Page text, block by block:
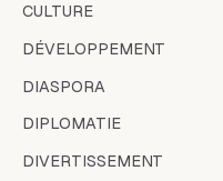
CULTURE
DÉVELOPPEMENT
DIASPORA
DIPLOMATIE
DIVERTISSEMENT